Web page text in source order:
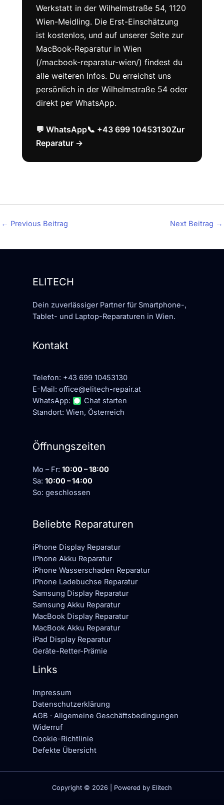
Werkstatt in der Wilhelmstraße 54, 1120
Wien-Meidling. Die Erst-Einschätzung
ist kostenlos, und auf unserer Seite zur
MacBook-Reparatur in Wien
(/macbook-reparatur-wien/) findest du
alle weiteren Infos. Du erreichst uns
persönlich in der Wilhelmstraße 54 oder
direkt per WhatsApp.
💬 WhatsApp📞 +43 699 10453130Zur
Reparatur →
← Previous Beitrag Next Beitrag →
ELITECH
Dein zuverlässiger Partner für Smartphone-,
Tablet- und Laptop-Reparaturen in Wien.
Kontakt
Telefon: +43 699 10453130
E-Mail: office@elitech-repair.at
WhatsApp:
Chat starten
Standort: Wien, Österreich
Öffnungszeiten
Mo – Fr: 10:00 – 18:00
Sa: 10:00 – 14:00
So: geschlossen
Beliebte Reparaturen
iPhone Display Reparatur
iPhone Akku Reparatur
iPhone Wasserschaden Reparatur
iPhone Ladebuchse Reparatur
Samsung Display Reparatur
Samsung Akku Reparatur
MacBook Display Reparatur
MacBook Akku Reparatur
iPad Display Reparatur
Geräte-Retter-Prämie
Links
Impressum
Datenschutzerklärung
AGB · Allgemeine Geschäftsbedingungen
Widerruf
Cookie-Richtlinie
Defekte Übersicht
Copyright © 2026 | Powered by Elitech